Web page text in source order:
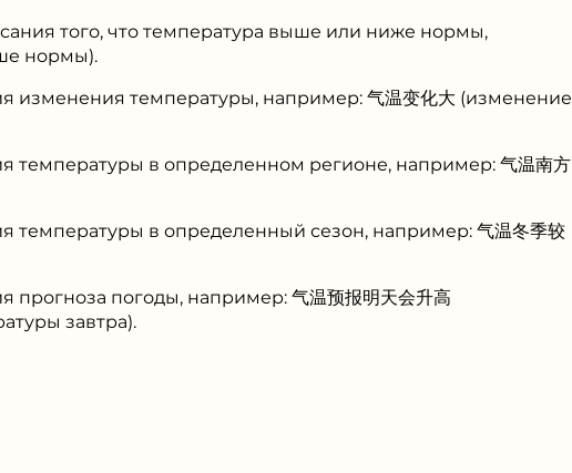
того, что температура выше или ниже нормы,
нормы).
изменения температуры, например: 气温变化大 (изменение
температуры в определенном регионе, например: 气温南方
температуры в определенный сезон, например: 气温冬季较
прогноза погоды, например: 气温预报明天会升高
завтра).